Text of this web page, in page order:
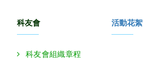
科友會
科友會組織章程
活動花絮